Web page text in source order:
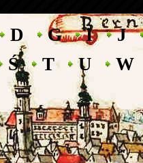
D G I
J
Ś T U W